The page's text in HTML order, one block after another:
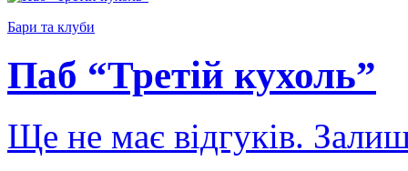
Бари та клуби
Паб “Третій кухоль”
Ще не має відгуків.